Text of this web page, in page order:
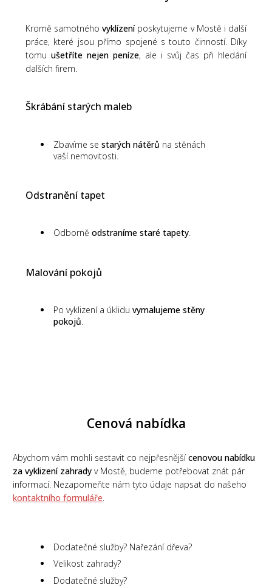
Kromě samotnéhovyklízeníposkytujeme v Mostě i další
práce, které jsou přímo spojené s touto činností. Díky
tomu ušetříte nejen peníze, ale i svůj čas při hledání
dalších firem.
Škrábání starých maleb
Zbavíme sestarých nátěrů na stěnách
vaší nemovitosti.
Odstranění tapet
Odborněodstraníme staré tapety.
Malování pokojů
Po vyklizení a úkliduvymalujeme stěny
pokojů.
Cenová nabídka
Abychom vám mohli sestavit co nejpřesnějšícenovou nabídku
za vyklizení zahrady v Mostě, budeme potřebovat znát pár
informací. Nezapomeňte nám tyto údaje napsat do našeho
kontaktního formuláře.
Dodatečné služby? Nařezání dřeva?
Velikost zahrady?
Dodatečné služby?